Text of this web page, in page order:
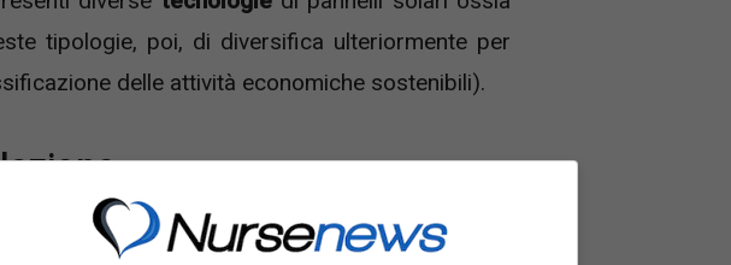
tipologie, poi, di diversifica ulteriormente per
delle attività economiche sostenibili).
l’installazione di pannelli solari con potenza di